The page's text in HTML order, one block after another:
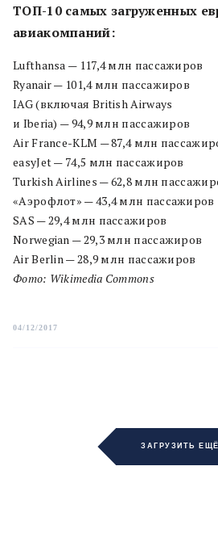
ТОП-10 самых загруженных
авиакомпаний:
Lufthansa — 117,4 млн пассажиров
Ryanair — 101,4 млн пассажиров
IAG (включая British Airways
и Iberia) — 94,9 млн пассажиров
Air France-KLM — 87,4 млн
easyJet — 74,5 млн пассажиров
Turkish Airlines — 62,8 млн
«Аэрофлот» — 43,4 млн пассажиров
SAS — 29,4 млн пассажиров
Norwegian — 29,3 млн пассажиров
Air Berlin — 28,9 млн пассажиров
Фото: Wikimedia Commons
04/12/2017
ЗАГРУЗИТЬ ЕЩЁ